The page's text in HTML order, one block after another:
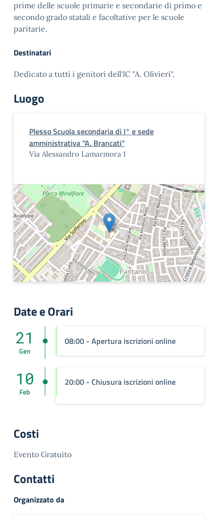
prime delle scuole primarie e secondarie di primo e
secondo grado statali e facoltative per le scuole
paritarie.
Destinatari
Dedicato a tutti i genitori dell'IC "A. Olivieri".
Luogo
Plesso Scuola secondaria di I° e sede
amministrativa "A. Brancati"
Via Alessandro Lamarmora 1
Date e Orari
08:00 - Apertura iscrizioni online
21
Gen
20:00 - Chiusura iscrizioni online
10
Feb
Costi
Evento Gratuito
Contatti
Organizzato da